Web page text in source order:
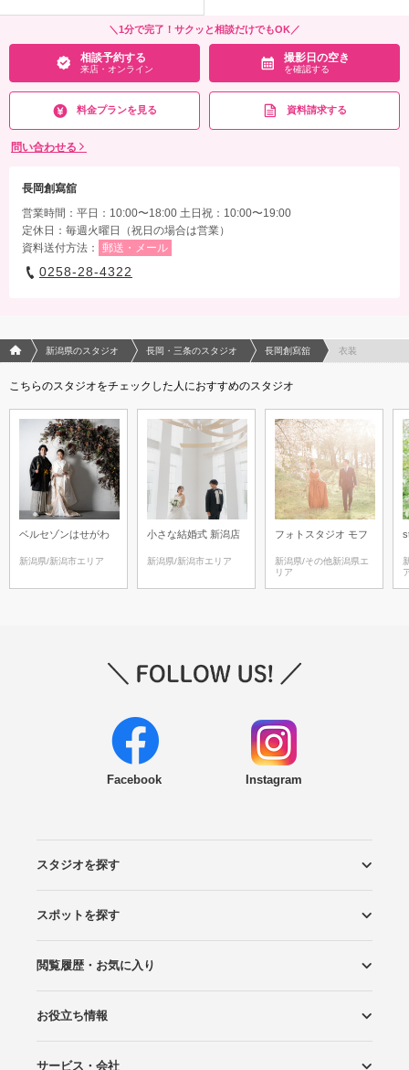
＼1分で完了！サクッと相談だけでもOK／
相談予約する
来店・オンライン
撮影日の空き
を確認する
料金プランを見る 資料請求する
問い合わせる
長岡創寫舘
営業時間：平日：10:00〜18:00 土日祝：10:00〜19:00
定休日：毎週火曜日（祝日の場合は営業）
資料送付方法：
郵送・メール
0258-28-4322
フォトウエディング/結婚写真のPhotorait ホーム
新潟県のスタジオ 長岡・三条のスタジオ 長岡創寫舘 衣装
こちらのスタジオをチェックした人におすすめのスタジオ
ベルセゾンはせがわ
新潟県/新潟市エリア
小さな結婚式 新潟店
新潟県/新潟市エリア
フォトスタジオ モフ
新潟県/その他新潟県エ
リア
Facebook Instagram
スタジオを探す
エリアから探す
こだわりから探す
NEW PHOTO STYLE
プランから探す
フォトタイプ診断
フォトグラファーから探す
国内リゾートから探す
スポットを探す
ロケーションから探す
スタジオから探す
閲覧履歴・お気に入り
閲覧スタジオ
お気に入り
お役立ち情報
Wedding Photo マガジン
はじめてガイド
サービス・会社